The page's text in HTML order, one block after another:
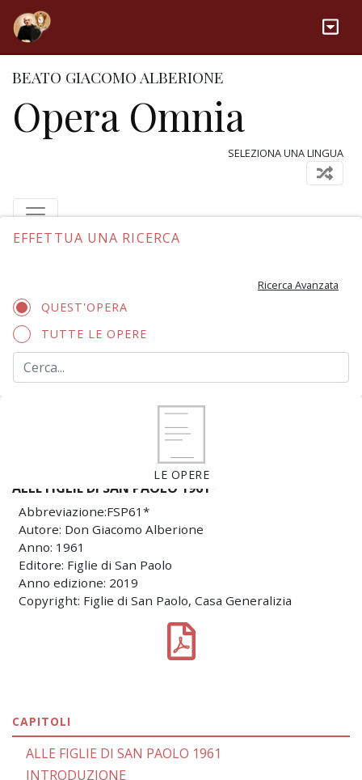
BEATO GIACOMO ALBERIONE
Opera Omnia
SELEZIONA UNA LINGUA
EFFETTUA UNA RICERCA
Ricerca Avanzata
QUEST'OPERA
TUTTE LE OPERE
LE OPERE
ALLE FIGLIE DI SAN PAOLO 1961*
Abbreviazione:FSP61*
Autore: Don Giacomo Alberione
Anno: 1961
Editore: Figlie di San Paolo
Anno edizione: 2019
Copyright: Figlie di San Paolo, Casa Generalizia
CAPITOLI
ALLE FIGLIE DI SAN PAOLO 1961
INTRODUZIONE